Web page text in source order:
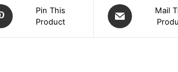
Pin This
Product
Mail